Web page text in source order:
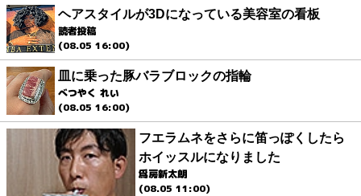
ヘアスタイルが3Dになっている美容室の看板
読者投稿
(08.05 16:00)
皿に乗った豚バラブロックの指輪
べつやく れい
(08.05 16:00)
フエラムネをさらに笛っぽくしたら
ホイッスルになりました
爲房新太朗
(08.05 11:00)